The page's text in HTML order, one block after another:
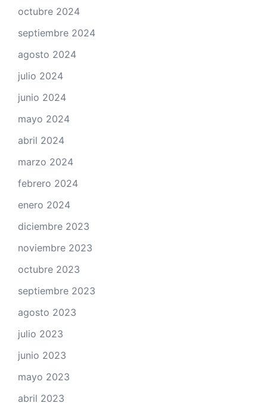
octubre 2024
septiembre 2024
agosto 2024
julio 2024
junio 2024
mayo 2024
abril 2024
marzo 2024
febrero 2024
enero 2024
diciembre 2023
noviembre 2023
octubre 2023
septiembre 2023
agosto 2023
julio 2023
junio 2023
mayo 2023
abril 2023